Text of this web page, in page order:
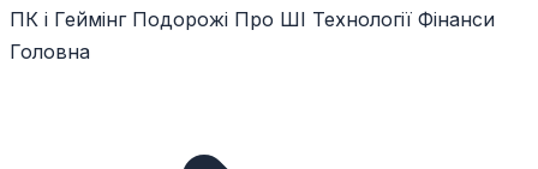
ПК і Геймінг Подорожі Про ШІ Технології Фінанси
Головна